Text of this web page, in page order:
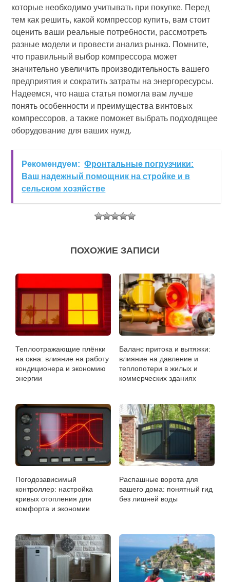
которые необходимо учитывать при покупке. Перед
тем как решить, какой компрессор купить, вам стоит
оценить ваши реальные потребности, рассмотреть
разные модели и провести анализ рынка. Помните,
что правильный выбор компрессора может
значительно увеличить производительность вашего
предприятия и сократить затраты на энергоресурсы.
Надеемся, что наша статья помогла вам лучше
понять особенности и преимущества винтовых
компрессоров, а также поможет выбрать подходящее
оборудование для ваших нужд.
Рекомендуем: Фронтальные погрузчики:
Ваш надежный помощник на стройке и в
сельском хозяйстве
ПОХОЖИЕ ЗАПИСИ
Теплоотражающие плёнки
на окна: влияние на работу
кондиционера и экономию
энергии
Баланс притока и вытяжки:
влияние на давление и
теплопотери в жилых и
коммерческих зданиях
Погодозависимый
контроллер: настройка
кривых отопления для
комфорта и экономии
Распашные ворота для
вашего дома: понятный гид
без лишней воды